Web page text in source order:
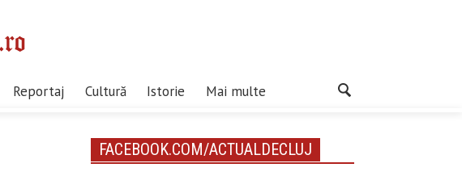
Reportaj Cultură Istorie Mai multe
FACEBOOK.COM/ACTUALDECLUJ